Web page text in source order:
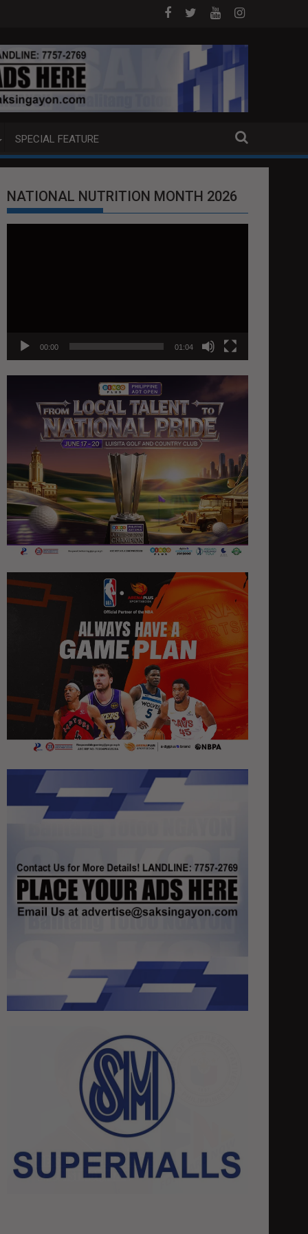
ANG EXTRADITION REQUEST NG U.S. LABAN KAY QUIBOLOY
MAHIGIT P21-M HALAGANG
SPECIAL FEATURE
NATIONAL NUTRITION MONTH 2026
00:00 01:04